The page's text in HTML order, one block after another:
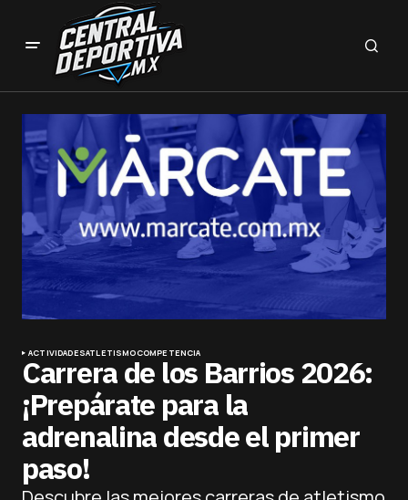
ACTIVIDADESATLETISMOCOMPETENCIA
Carrera de los Barrios 2026:
¡Prepárate para la
adrenalina desde el primer
paso!